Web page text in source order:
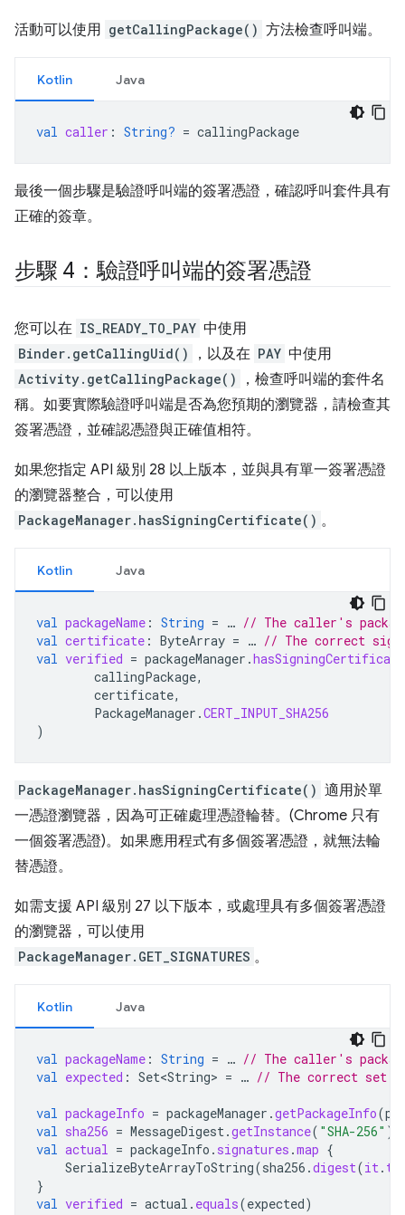
活動可以使用 getCallingPackage() 方法檢查呼叫端。
Kotlin Java
val caller : String? = callingPackage
最後一個步驟是驗證呼叫端的簽署憑證，確認呼叫套件具有
正確的簽章。
步驟 4：驗證呼叫端的簽署憑證
您可以在 IS_READY_TO_PAY 中使用
Binder.getCallingUid() ，以及在 PAY 中使用
Activity.getCallingPackage()
，檢查呼叫端的套件名
稱。如要實際驗證呼叫端是否為您預期的瀏覽器，請檢查其
簽署憑證，並確認憑證與正確值相符。
如果您指定 API 級別 28 以上版本，並與具有單一簽署憑證
的瀏覽器整合，可以使用
PackageManager.hasSigningCertificate() 。
Kotlin Java
val packageName : String = … // The caller's
val certificate : ByteArray = … // The correct
val verified = packageManager .hasSigningCertificate
callingPackage,
certificate,
PackageManager .CERT_INPUT_SHA256
)
PackageManager.hasSigningCertificate() 適用於單
一憑證瀏覽器，因為可正確處理憑證輪替。(Chrome 只有
一個簽署憑證)。如果應用程式有多個簽署憑證，就無法輪
替憑證。
如需支援 API 級別 27 以下版本，或處理具有多個簽署憑證
的瀏覽器，可以使用
PackageManager.GET_SIGNATURES 。
Kotlin Java
val packageName : String = … // The caller's
val expected : Set<String> = … // The correct set
val packageInfo = packageManager .getPackageInfo(
val sha256 = MessageDigest.getInstance( "SHA-256" )
val actual = packageInfo . signatures .map {
SerializeByteArrayToString(sha256 .digest(it.
}
val verified = actual . equals(expected)